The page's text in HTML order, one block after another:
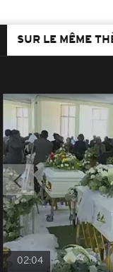
SUR LE MÊME
02:04